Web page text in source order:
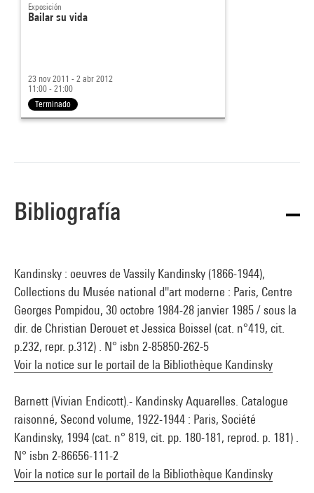
Exposición
Bailar su vida
23 nov 2011 - 2 abr 2012
11:00 - 21:00
Terminado
Bibliografía
Kandinsky : oeuvres de Vassily Kandinsky (1866-1944),
Collections du Musée national d''art moderne : Paris, Centre
Georges Pompidou, 30 octobre 1984-28 janvier 1985 / sous la
dir. de Christian Derouet et Jessica Boissel (cat. n°419, cit.
p.232, repr. p.312) . N° isbn 2-85850-262-5
Voir la notice sur le portail de la Bibliothèque Kandinsky
Barnett (Vivian Endicott).- Kandinsky Aquarelles. Catalogue
raisonné, Second volume, 1922-1944 : Paris, Société
Kandinsky, 1994 (cat. n° 819, cit. pp. 180-181, reprod. p. 181) .
N° isbn 2-86656-111-2
Voir la notice sur le portail de la Bibliothèque Kandinsky